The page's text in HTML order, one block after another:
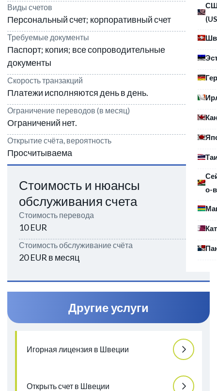
о-
Виды счетов
Персональный счет; корпоративный счет
Требуемые документы
Паспорт; копия; все сопроводительные
документы
Скорость транзакций
Платежи исполняются день в день.
Ограничение переводов (в месяц)
Ограничений нет.
Открытие счёта, вероятность
Просчитываема
Стоимость и нюансы
обслуживания счета
Стоимость перевода
10 EUR
Стоимость обслуживание счёта
20 EUR в месяц
Другие услуги
Игорная лицензия в Швеции
Открыть счет в Швеции